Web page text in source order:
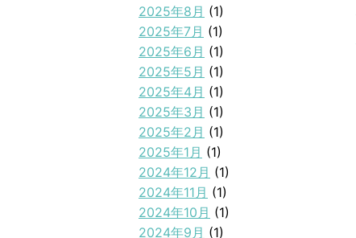
2025年8月 (1)
2025年7月 (1)
2025年6月 (1)
2025年5月 (1)
2025年4月 (1)
2025年3月 (1)
2025年2月 (1)
2025年1月 (1)
2024年12月 (1)
2024年11月 (1)
2024年10月 (1)
2024年9月 (1)